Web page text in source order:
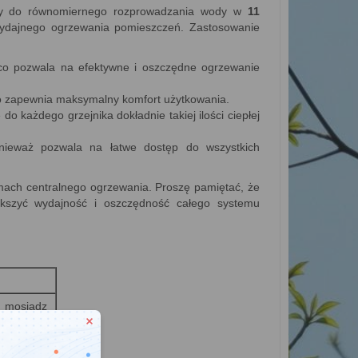
do równomiernego rozprowadzania wody w 11
ogrzewania pomieszczeń. Zastosowanie
pozwala na efektywne i oszczędne ogrzewanie
maksymalny komfort użytkowania.
każdego grzejnika dokładnie takiej ilości ciepłej
pozwala na łatwe dostęp do wszystkich
centralnego ogrzewania. Proszę pamiętać, że
wydajność i oszczędność całego systemu
mosiądz